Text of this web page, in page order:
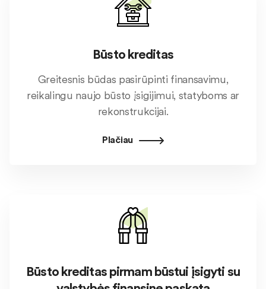
Būsto kreditas
Greitesnis būdas pasirūpinti finansavimu,
reikalingu naujo būsto įsigijimui, statyboms ar
rekonstrukcijai.
Plačiau
Būsto kreditas pirmam būstui įsigyti su